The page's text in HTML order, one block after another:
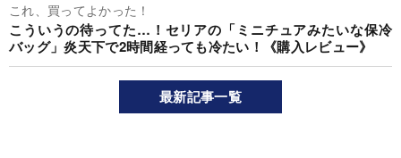
これ、買ってよかった！
こういうの待ってた…！セリアの「ミニチュアみたいな保冷
バッグ」炎天下で2時間経っても冷たい！《購入レビュー》
最新記事一覧